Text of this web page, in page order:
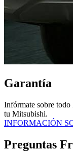
Garantía
Infórmate sobre todo
tu Mitsubishi.
INFORMACIÓN
Preguntas